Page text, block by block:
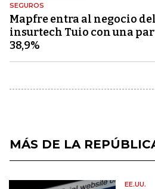
SEGUROS
Mapfre entra al negocio
insurtech Tuio con una
38,9%
MÁS DE LA
EE.UU.